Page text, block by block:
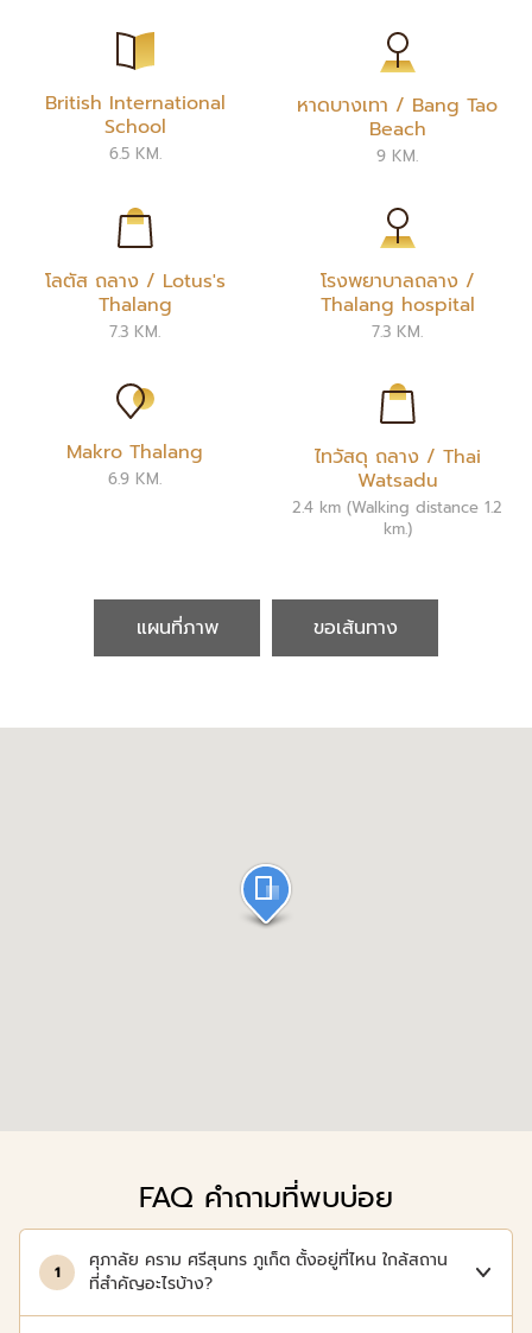
British International
School
6.5 KM.
หาดบางเทา / Bang Tao
Beach
9 KM.
โลตัส ถลาง / Lotus's
Thalang
7.3 KM.
โรงพยาบาลถลาง /
Thalang hospital
7.3 KM.
Makro Thalang
6.9 KM.
ไทวัสดุ ถลาง / Thai
Watsadu
2.4 km (Walking distance 1.2
km.)
แผนที่ภาพ ขอเส้นทาง
FAQ คำถามที่พบบ่อย
1
ศุภาลัย คราม ศรีสุนทร ภูเก็ต ตั้งอยู่ที่ไหน ใกล้สถาน
ที่สำคัญอะไรบ้าง?